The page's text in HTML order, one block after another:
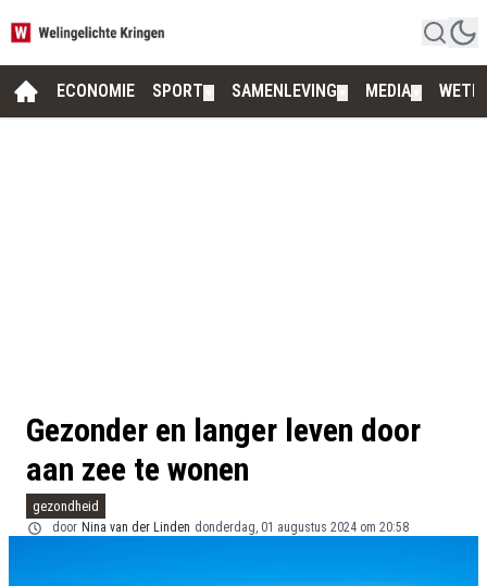
ECONOMIE SPORT SAMENLEVING MEDIA
Gezonder en langer leven door
aan zee te wonen
gezondheid
door Nina van der Linden donderdag, 01 augustus 2024 om 20:58